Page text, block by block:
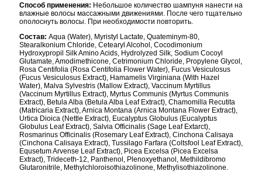
Способ применения: Небольшое количество шампуня нанести на
влажные волосы массажными движениями. После чего тщательно
ополоснуть волосы. При необходимости повторить.
Состав: Aqua (Water), Myristyl Lactate, Quateminym-80,
Stearalkonium Chloride, Cetearyl Alcohol, Cocodimonium
Hydroxypropil Silk Amino Acids, Hydrolyzed Silk, Sodium Cocoyl
Glutamate, Amodimethicone, Cetrimonium Chloride, Propylene Glycol,
Rosa Centifolia (Rosa Centifolia Flower Water), Fucus Vesiculosus
(Fucus Vesiculosus Extract), Hamamelis Virginiana (With Hazel
Water), Malva Sylvestris (Mallow Extract), Vaccinum Myrtillus
(Vaccinum Myrtillus Extract), Myrtus Communis (Myrtus Communis
Extract), Betula Alba (Betula Alba Leaf Extract), Chamomilla Recutita
(Matricaria Extract), Arnica Montana (Arnica Montana Flower Extract),
Urtica Dioica (Nettle Extract), Eucalyptus Globulus (Eucalyptus
Globulus Leaf Extract), Salvia Officinalis (Sage Leaf Extarct),
Rosmarinus Officinalis (Rosemary Leaf Extract), Cinchona Calisaya
(Cinchona Calisaya Extract), Tussilago Farfara (Coltsfool Leaf Extract),
Equsetum Arvense Leaf Extract), Picea Excelsa (Picea Excelsa
Extract), Trideceth-12, Panthenol, Plenoxyethanol, Methildibromo
Glutaronitrile, Methylchloroisothiazolinone, Methylisothiazolinone.